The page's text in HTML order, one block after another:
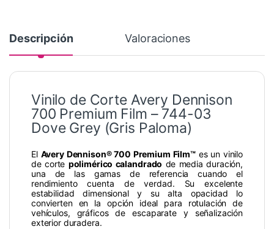
Descripción Valoraciones
Vinilo de Corte Avery Dennison
700 Premium Film – 744-03
Dove Grey (Gris Paloma)
El Avery Dennison® 700 Premium Film™es un vinilo
de corte polimérico calandrado de media duración,
una de las gamas de referencia cuando el
rendimiento cuenta de verdad. Su excelente
estabilidad dimensional y su alta opacidad lo
convierten en la opción ideal para rotulación de
vehículos, gráficos de escaparate y señalización
exterior duradera.